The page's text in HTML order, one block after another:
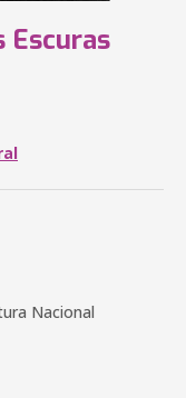
Escuras
Nacional